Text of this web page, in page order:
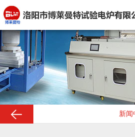
新闻